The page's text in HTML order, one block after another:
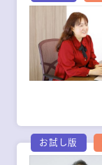
お試し版